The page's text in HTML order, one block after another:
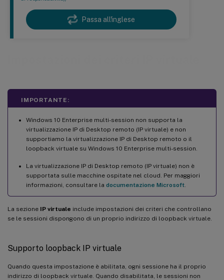
Passa all'inglese
IMPORTANTE:
Windows 10 Enterprise multi-session non supporta la
virtualizzazione IP di Desktop remoto (IP virtuale) e non
supportiamo la virtualizzazione IP di Desktop remoto o il
loopback virtuale su Windows 10 Enterprise multi-session.
La virtualizzazione IP di Desktop remoto (IP virtuale) non è
supportata sulle macchine ospitate nel cloud. Per maggiori
informazioni, consultare la documentazione Microsoft
La sezione IP virtuale include impostazioni dei criteri che controllano
se le sessioni dispongono di un proprio indirizzo di loopback virtuale.
Supporto loopback IP virtuale
Quando questa impostazione è abilitata, ogni sessione ha il proprio
indirizzo di loopback virtuale. Quando disabilitata, le sessioni non